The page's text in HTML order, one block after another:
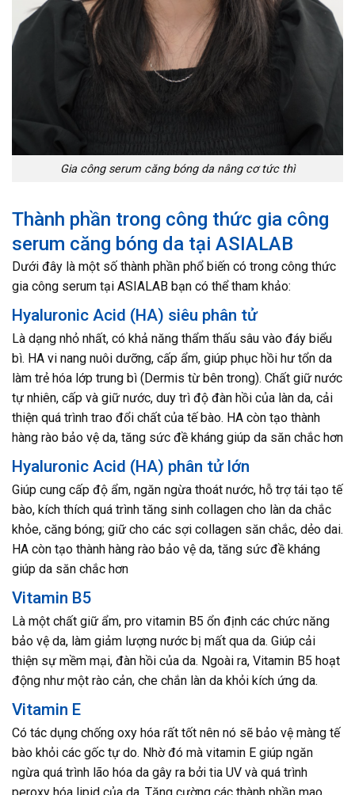
Gia công serum căng bóng da nâng cơ tức thì
Thành phần trong công thức gia công
serum căng bóng da tại ASIALAB
Dưới đây là một số thành phần phổ biến có trong công thức
gia công serum tại ASIALAB bạn có thể tham khảo:
Hyaluronic Acid (HA) siêu phân tử
Là dạng nhỏ nhất, có khả năng thẩm thấu sâu vào đáy biểu
bì. HA vi nang nuôi dưỡng, cấp ẩm, giúp phục hồi hư tổn da
làm trẻ hóa lớp trung bì (Dermis từ bên trong). Chất giữ nước
tự nhiên, cấp và giữ nước, duy trì độ đàn hồi của làn da, cải
thiện quá trình trao đổi chất của tế bào. HA còn tạo thành
hàng rào bảo vệ da, tăng sức đề kháng giúp da săn chắc hơn
Hyaluronic Acid (HA) phân tử lớn
Giúp cung cấp độ ẩm, ngăn ngừa thoát nước, hỗ trợ tái tạo tế
bào, kích thích quá trình tăng sinh collagen cho làn da chắc
khỏe, căng bóng; giữ cho các sợi collagen săn chắc, dẻo dai.
HA còn tạo thành hàng rào bảo vệ da, tăng sức đề kháng
giúp da săn chắc hơn
Vitamin B5
Là một chất giữ ẩm, pro vitamin B5 ổn định các chức năng
bảo vệ da, làm giảm lượng nước bị mất qua da. Giúp cải
thiện sự mềm mại, đàn hồi của da. Ngoài ra, Vitamin B5 hoạt
động như một rào cản, che chắn làn da khỏi kích ứng da.
Vitamin E
Có tác dụng chống oxy hóa rất tốt nên nó sẽ bảo vệ màng tế
bào khỏi các gốc tự do. Nhờ đó mà vitamin E giúp ngăn
ngừa quá trình lão hóa da gây ra bởi tia UV và quá trình